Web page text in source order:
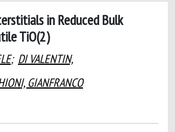
in Reduced Bulk
TiO(2)
; DI VALENTIN,
GIANFRANCO